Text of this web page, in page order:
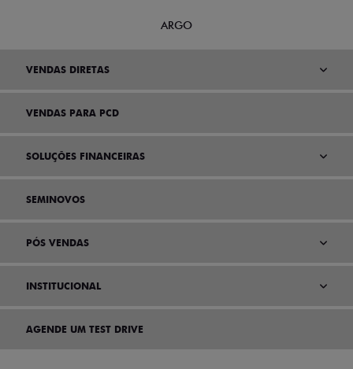
ARGO
VENDAS DIRETAS
VENDAS PARA PCD
SOLUÇÕES FINANCEIRAS
SEMINOVOS
PÓS VENDAS
INSTITUCIONAL
AGENDE UM TEST DRIVE